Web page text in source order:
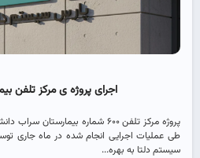
اجرای پروژه ی مرکز تلفن
پروژه مرکز تلفن 600 شماره
طی عملیات اجرایی انجام شده در ماه جاری
سیستم دلتا به بهره...